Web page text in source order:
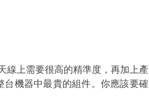
線上需要很高的精準度，再加上產
機器中最貴的組件。你應該要確